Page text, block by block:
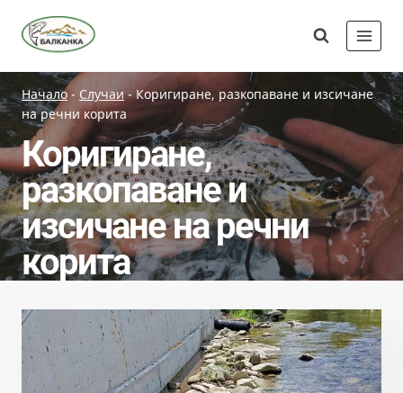
Начало - Случаи-Коригиране, разкопаване и изсичане
на речни корита
Коригиране,
разкопаване и
изсичане на речни
корита